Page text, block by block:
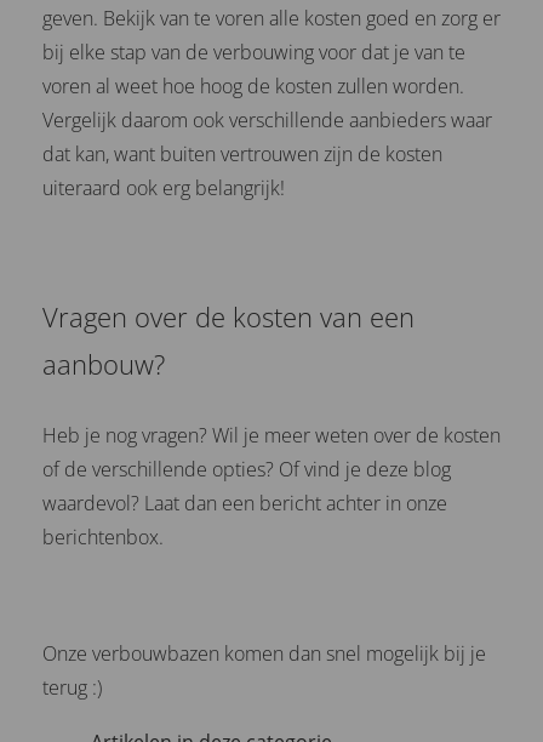
geven. Bekijk van te voren alle kosten goed en zorg er
bij elke stap van de verbouwing voor dat je van te
voren al weet hoe hoog de kosten zullen worden.
Vergelijk daarom ook verschillende aanbieders waar
dat kan, want buiten vertrouwen zijn de kosten
uiteraard ook erg belangrijk!
Vragen over de kosten van een
aanbouw?
Heb je nog vragen? Wil je meer weten over de kosten
of de verschillende opties? Of vind je deze blog
waardevol? Laat dan een bericht achter in onze
berichtenbox.
Onze verbouwbazen komen dan snel mogelijk bij je
terug :)